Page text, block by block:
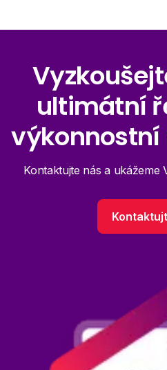
ultimátní
Kontaktujte nás a ukážeme